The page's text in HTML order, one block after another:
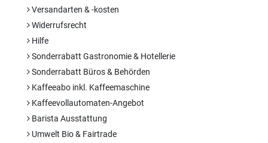
Versandarten & -kosten
Widerrufsrecht
Hilfe
Sonderrabatt Gastronomie & Hotellerie
Sonderrabatt Büros & Behörden
Kaffeeabo inkl. Kaffeemaschine
Kaffeevollautomaten-Angebot
Barista Ausstattung
Umwelt Bio & Fairtrade